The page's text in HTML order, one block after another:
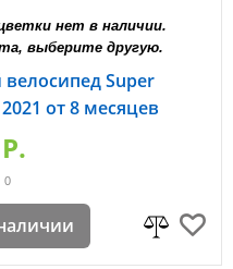
нет в наличии.
выберите другую.
велосипед Super
от 8 месяцев
0